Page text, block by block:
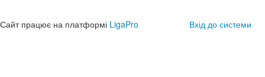
Сайт працює на платформі LigaPro Вхід до системи